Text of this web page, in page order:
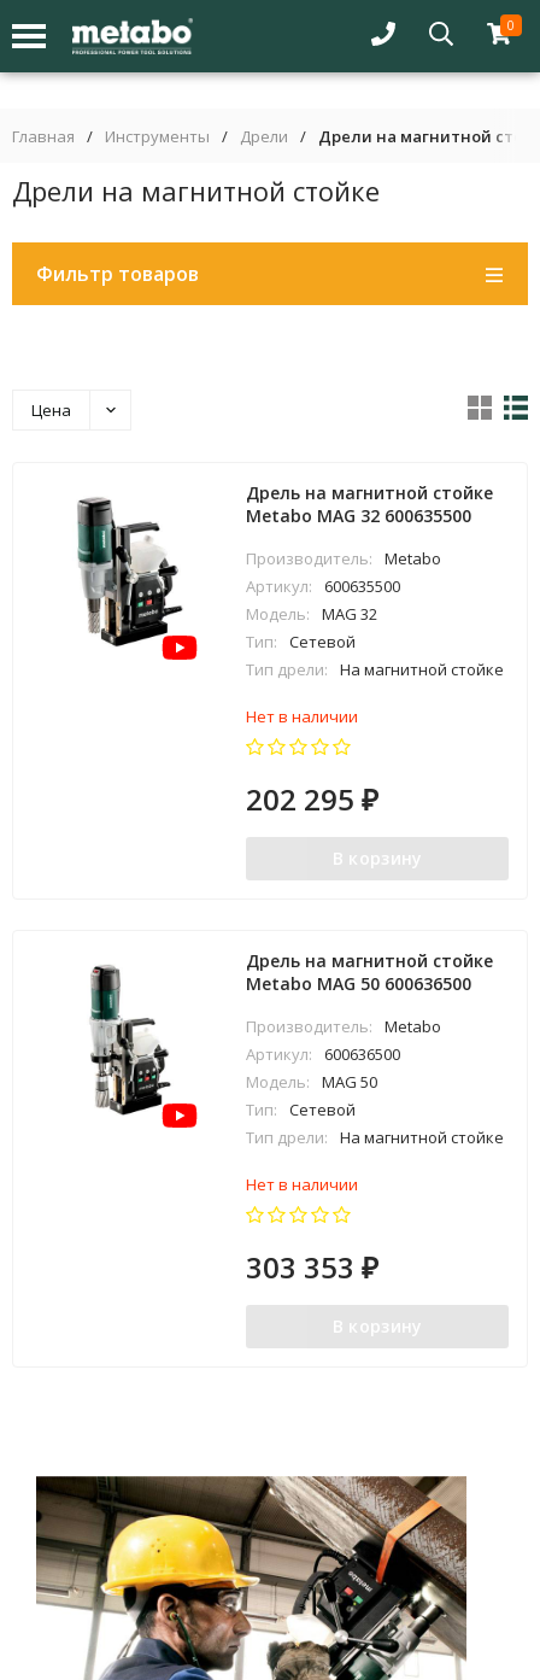
0
Главная / Инструменты / Дрели / Дрели на магнитной
Дрели на магнитной стойке
Фильтр товаров
Цена
Дрель на магнитной стойке
Metabo MAG 32 600635500
Производитель:
Metabo
Артикул:
600635500
Модель:
MAG 32
Тип:
Сетевой
Тип дрели:
На магнитной стойке
Нет в наличии
202 295₽
В корзину
Дрель на магнитной стойке
Metabo MAG 50 600636500
Производитель:
Metabo
Артикул:
600636500
Модель:
MAG 50
Тип:
Сетевой
Тип дрели:
На магнитной стойке
Нет в наличии
303 353₽
В корзину